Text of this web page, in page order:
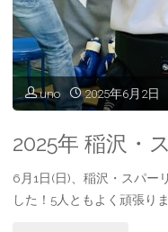
内
ス
パ
ー
ン
uno 2025年6月2日
2025年 稲沢・
6月1日(日)、稲沢・スパー
した！5人ともよく頑張り